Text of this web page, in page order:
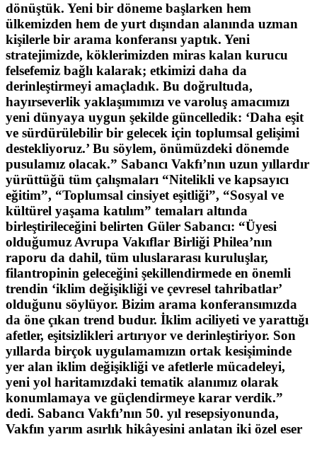
dönüştük. Yeni bir döneme başlarken hem
ülkemizden hem de yurt dışından alanında uzman
kişilerle bir arama konferansı yaptık. Yeni
stratejimizde, köklerimizden miras kalan kurucu
felsefemiz bağlı kalarak; etkimizi daha da
derinleştirmeyi amaçladık. Bu doğrultuda,
hayırseverlik yaklaşımımızı ve varoluş amacımızı
yeni dünyaya uygun şekilde güncelledik: ‘Daha eşit
ve sürdürülebilir bir gelecek için toplumsal gelişimi
destekliyoruz.’ Bu söylem, önümüzdeki dönemde
pusulamız olacak.” Sabancı Vakfı’nın uzun yıllardır
yürüttüğü tüm çalışmaları “Nitelikli ve kapsayıcı
eğitim”, “Toplumsal cinsiyet eşitliği”, “Sosyal ve
kültürel yaşama katılım” temaları altında
birleştirileceğini belirten Güler Sabancı: “Üyesi
olduğumuz Avrupa Vakıflar Birliği Philea’nın
raporu da dahil, tüm uluslararası kuruluşlar,
filantropinin geleceğini şekillendirmede en önemli
trendin ‘iklim değişikliği ve çevresel tahribatlar’
olduğunu söylüyor. Bizim arama konferansımızda
da öne çıkan trend budur. İklim aciliyeti ve yarattığı
afetler, eşitsizlikleri artırıyor ve derinleştiriyor. Son
yıllarda birçok uygulamamızın ortak kesişiminde
yer alan iklim değişikliği ve afetlerle mücadeleyi,
yeni yol haritamızdaki tematik alanımız olarak
konumlamaya ve güçlendirmeye karar verdik.”
dedi. Sabancı Vakfı’nın 50. yıl resepsiyonunda,
Vakfın yarım asırlık hikâyesini anlatan iki özel eser